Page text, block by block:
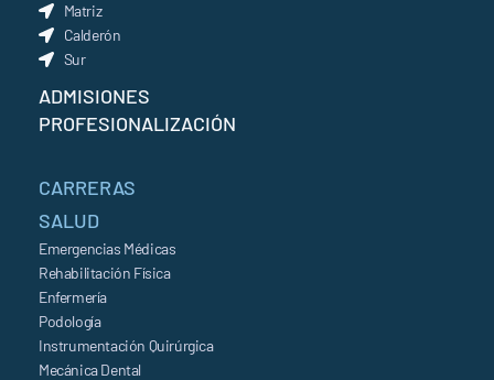
Matriz
Calderón
Sur
ADMISIONES
PROFESIONALIZACIÓN
CARRERAS
SALUD
Emergencias Médicas
Rehabilitación Física
Enfermería
Podología
Instrumentación Quirúrgica
Mecánica Dental